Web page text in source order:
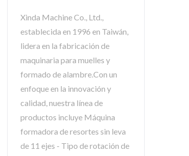
Xinda Machine Co., Ltd.,
establecida en 1996 en Taiwán,
lidera en la fabricación de
maquinaria para muelles y
formado de alambre.Con un
enfoque en la innovación y
calidad, nuestra línea de
productos incluye Máquina
formadora de resortes sin leva
de 11 ejes - Tipo de rotación de